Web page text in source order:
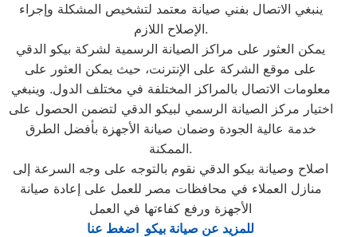
ينبغي الاتصال بفني صيانة معتمد لتشخيص المشكلة وإجراء
الإصلاح اللازم.
يمكن العثور على مراكز الصيانة الرسمية لشركة بيكو الدقي
على موقع الشركة على الإنترنت، حيث يمكن العثور على
معلومات الاتصال بالمراكز المختلفة في مختلف الدول. وينبغي
اختيار مركز الصيانة الرسمي لبيكو الدقي لتضمن الحصول على
خدمة عالية الجودة وضمان صيانة الأجهزة بأفضل الطرق
الممكنة.
اصلاح وصيانة بيكو الدقي نقوم بالتوجه على وجه السرعة إلى
منازل العملاء في محافظات مصر للعمل على إعادة صيانة
الأجهزة ورفع كفاءتها في العمل
للمزيد عن صيانة بيكو اضغط عنا